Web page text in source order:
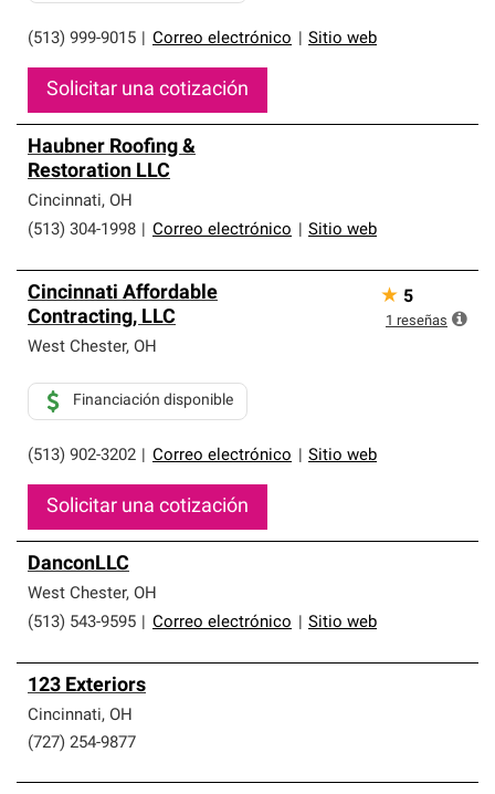
(513) 999-9015 Correo electrónico Sitio web
Solicitar una cotización
Haubner Roofing &
Restoration LLC
Cincinnati, OH
(513) 304-1998
Correo electrónico Sitio web
Cincinnati Affordable
Contracting, LLC
West Chester, OH
(513) 902-3202 Correo electrónico Sitio web
Financiación disponible
Solicitar una cotización
★ 5
1 reseñas
DanconLLC
West Chester, OH
(513) 543-9595
Correo electrónico Sitio web
123 Exteriors
Cincinnati, OH
(727) 254-9877